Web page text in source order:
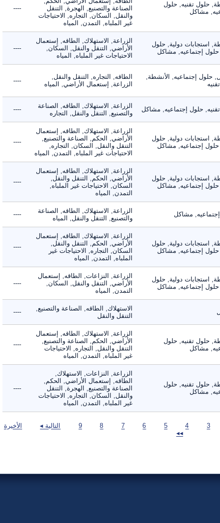
حلول تقنيه, حلول
مشاكل
الصناعة والتصنيع, الهجرة, التنقل
والنقل, السكان, التجاره, الاحتياجات
غير الملباه, التمدن, المياه
----
استجابات دولية, حلول
إجتماعيه, مشاكل
الزراعة, الاستهلاك, الطاقه, إستعمال
الأراضي, التنقل والنقل, السكان,
الاحتياجات غير الملباه, المياه
----
إجتماعيه, الأنشطة,
الطاقه, التجاره, التنقل والنقل,
الزراعة, إستعمال الأراضي, المياه
----
حلول إجتماعيه, مشاكل
الزراعة, الاستهلاك, الطاقه, الصناعة
والتصنيع, التنقل والنقل, التجاره
----
استجابات دولية, حلول
إجتماعيه, مشاكل
الزراعة, الاستهلاك, الطاقه, إستعمال
الأراضي, الحكم, الصناعة والتصنيع,
التنقل والنقل, السكان, التجاره,
الاحتياجات غير الملباه, التمدن, المياه
----
استجابات دولية, حلول
إجتماعيه, مشاكل
الزراعة, الاستهلاك, الطاقه, إستعمال
الأراضي, الحكم, التنقل والنقل,
السكان, الاحتياجات غير الملباه,
التمدن, المياه
----
مشاكل
الزراعة, الاستهلاك, الطاقه, الصناعة
والتصنيع, التنقل والنقل, المياه
----
استجابات دولية, حلول
إجتماعيه, مشاكل
الزراعة, الاستهلاك, الطاقه, إستعمال
الأراضي, الحكم, التنقل والنقل,
السكان, التجاره, الاحتياجات غير
الملباه, التمدن, المياه
----
استجابات دولية, حلول
إجتماعيه, مشاكل
الزراعة, النزاعات, الطاقه, إستعمال
الأراضي, التنقل والنقل, السكان,
التمدن, المياه
----
الاستهلاك, الطاقه, الصناعة والتصنيع,
التنقل والنقل
----
حلول تقنيه, حلول
مشاكل
الزراعة, الاستهلاك, الطاقه, إستعمال
الأراضي, الحكم, الصناعة والتصنيع,
التنقل والنقل, التجاره, الاحتياجات
غير الملباه, التمدن, المياه
----
حلول تقنيه, حلول
مشاكل
الزراعة, النزاعات, الاستهلاك,
الطاقه, إستعمال الأراضي, الحكم,
الصناعة والتصنيع, الهجرة, التنقل
والنقل, السكان, التجاره, الاحتياجات
غير الملباه, التمدن, المياه
----
التالية ◂
الأخيرة